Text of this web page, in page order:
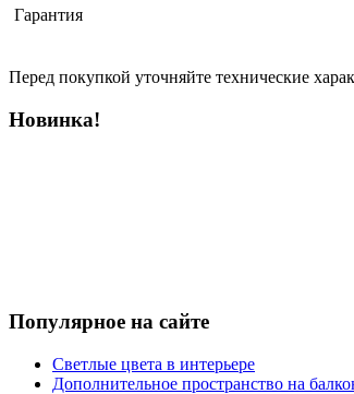
Гарантия
Перед покупкой уточняйте технические
Новинка!
Популярное на сайте
Светлые цвета в интерьере
Дополнительное пространство на